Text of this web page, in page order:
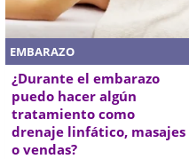
EMBARAZO
¿Durante el embarazo
puedo hacer algún
tratamiento como
drenaje linfático, masajes
o vendas?